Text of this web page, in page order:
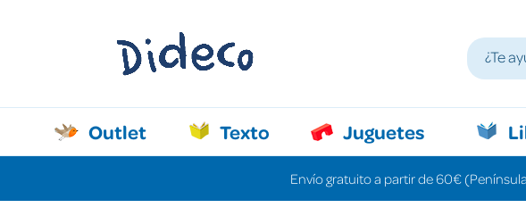
Outlet Texto Juguetes
Envío gratuito a partir de 60€